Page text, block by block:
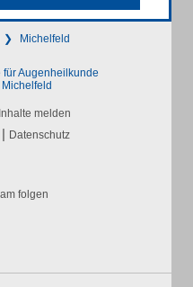
Michelfeld
für Augenheilkunde
Inhalte melden
| Datenschutz
folgen